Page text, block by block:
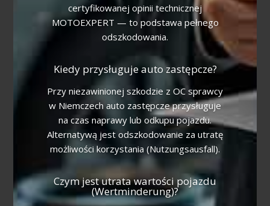
certyfikowanej opinii technicznej
MOTOEXPERT — to podstawa pełnego
odszkodowania.
Kiedy przysługuje auto zastępcze?
Przy niezawinionej szkodzie z OC sprawcy
w Niemczech auto zastępcze przysługuje
na czas naprawy lub odkupu pojazdu.
Alternatywą jest odszkodowanie za utratę
możliwości korzystania (Nutzungsausfall).
Czym jest utrata wartości pojazdu
(Wertminderung)?